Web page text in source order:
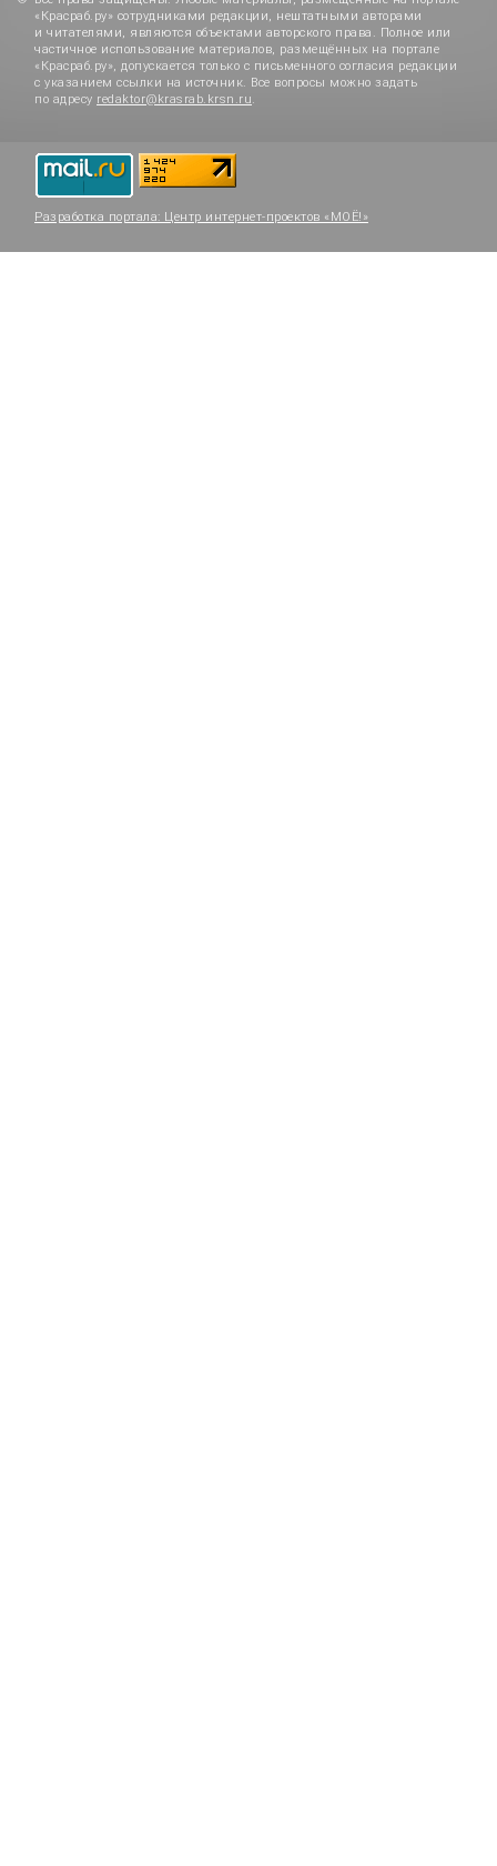
«Красраб.ру» сотрудниками редакции, нештатными авторами
и читателями, являются объектами авторского права. Полное или
частичное использование материалов, размещённых на портале
«Красраб.ру», допускается только с письменного согласия редакции
с указанием ссылки на источник. Все вопросы можно задать
по адресу redaktor@krasrab.krsn.ru.
Разработка портала: Центр интернет-проектов «МОЁ!»